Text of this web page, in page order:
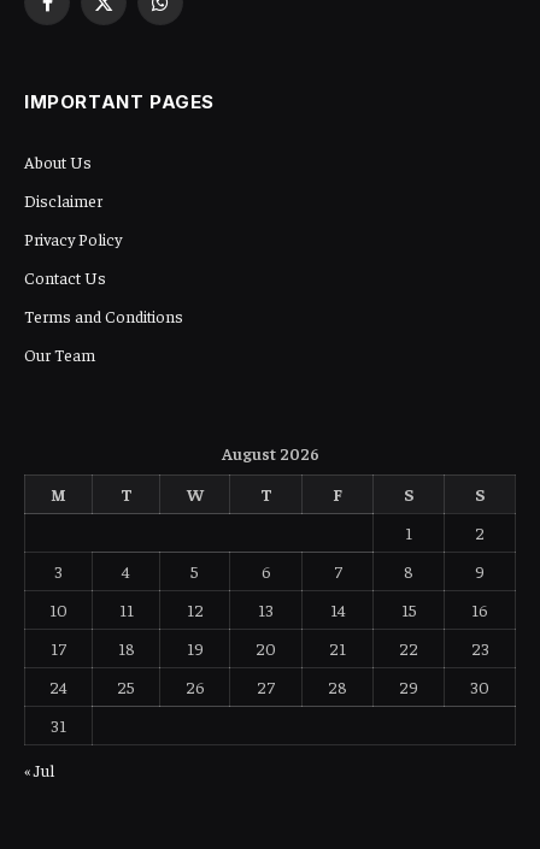
Facebook
X
WhatsApp
IMPORTANT PAGES
About Us
Disclaimer
Privacy Policy
Contact Us
Terms and Conditions
Our Team
August 2026
M
T W T F S
S
1
2
3
4 5 6 7 8
9
10
11 12 13 14 15
16
17
18 19 20 21 22
23
24
25 26 27 28 29
30
31
« Jul